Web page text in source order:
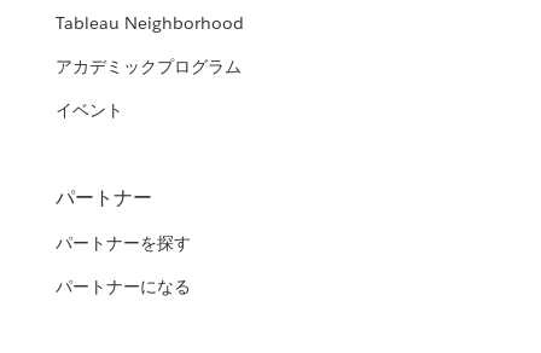
Tableau Neighborhood
アカデミックプログラム
イベント
パートナー
パートナーを探す
パートナーになる